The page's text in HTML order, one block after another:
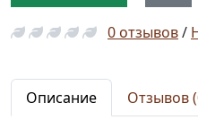
0 отзывов/
Описание Отзывов